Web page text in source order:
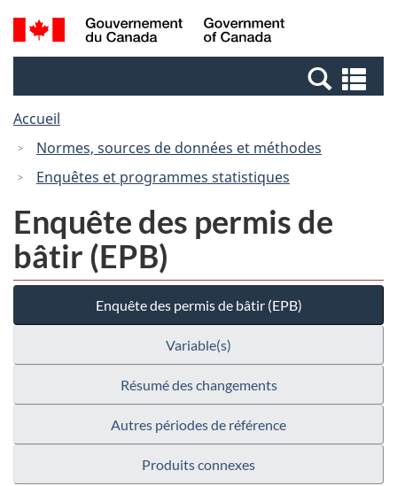
Passer
au
Passer
à
Canada
Recherche
et
et
Accueil
Normes, sources de données et méthodes
Enquêtes et programmes statistiques
Enquête des permis de
bâtir (EPB)
Enquête des permis de bâtir (EPB)
Variable(s)
Résumé des changements
Autres périodes de référence
Produits connexes